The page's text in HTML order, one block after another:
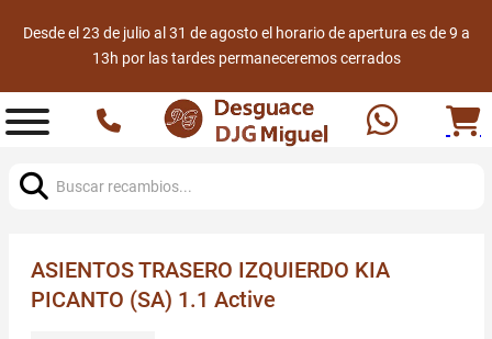
Desde el 23 de julio al 31 de agosto el horario de apertura es de 9 a
13h por las tardes permaneceremos cerrados
ASIENTOS TRASERO IZQUIERDO KIA
PICANTO (SA) 1.1 Active